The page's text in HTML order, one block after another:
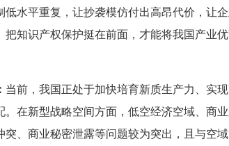
低水平重复，让抄袭模仿付出高昂代价，让
把知识产权保护挺在前面，才能将我国产业
当前，我国正处于加快培育新质生产力、实
。在新型战略空间方面，低空经济空域、商
突、商业秘密泄露等问题较为突出，且与空